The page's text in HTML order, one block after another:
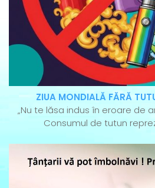
ZIUA MONDIALĂ FĂRĂ
„Nu te lăsa indus în eroare de
Consumul de tutun